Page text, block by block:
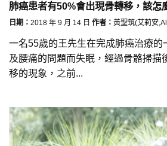
肺癌患者有50%會出現骨轉移，該怎
日期： 2018 年 9 月 14 日 作者： 黃聖筑(艾莉安
一名55歲的王先生在完成肺癌治療的
及腰痛的問題而失眠，經過骨骼掃描
移的現象，之前...